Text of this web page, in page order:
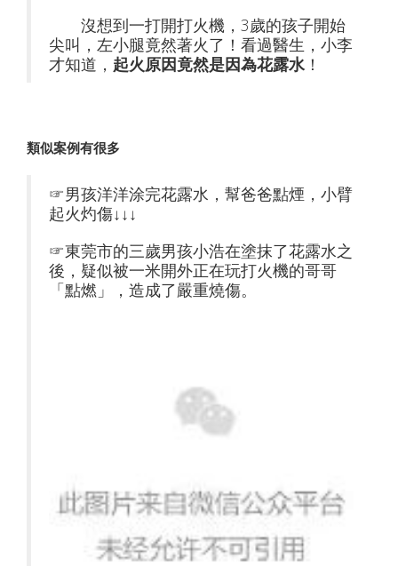
沒想到一打開打火機，3歲的孩子開始
尖叫，左小腿竟然著火了！看過醫生，小李
才知道， 起火原因竟然是因為花露水 ！
類似案例有很多
☞男孩洋洋涂完花露水，幫爸爸點煙，小臂
起火灼傷↓↓↓
☞東莞市的三歲男孩小浩在塗抹了花露水之
後，疑似被一米開外正在玩打火機的哥哥
「點燃」，造成了嚴重燒傷。